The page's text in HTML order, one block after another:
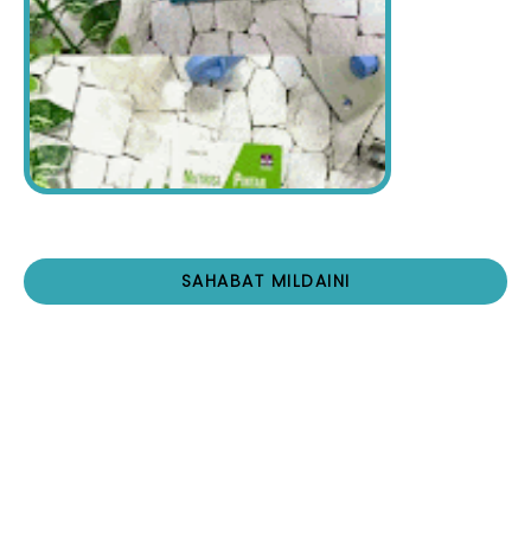
SAHABAT MILDAINI